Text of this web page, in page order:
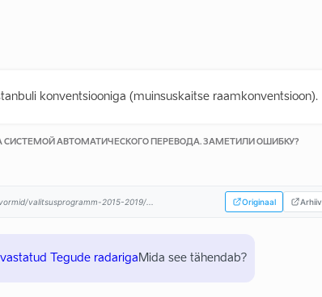
konventsiooniga (muinsuskaitse raamkonventsioon).
СИСТЕМОЙ АВТОМАТИЧЕСКОГО ПЕРЕВОДА. ЗАМЕТИЛИ ОШИБКУ?
valitsusprogramm-2015-2019/... Originaal Arhiiv
Tegude radariga Mida see tähendab?